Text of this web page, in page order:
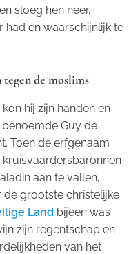
sloeg hen neer,
had en waarschijnlijk te
de moslims
hij zijn handen en
Guy de
Toen de erfgenaam
aan te vallen,
grootste christelijke
Land bijeen was
zijn regentschap en
van het